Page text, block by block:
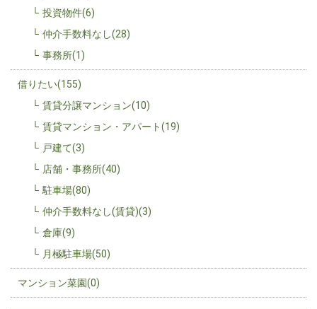
投資物件(6)
仲介手数料なし(28)
事務所(1)
借りたい(155)
賃貸分譲マンション(10)
賃貸マンション・アパート(19)
戸建て(3)
店舗・事務所(40)
駐車場(80)
仲介手数料なし(賃貸)(3)
倉庫(9)
月極駐車場(50)
マンション菜園(0)